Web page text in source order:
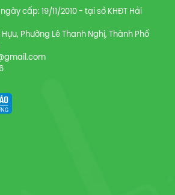
cấp: 19/11/2010 - tại sở KHĐT Hải
Phường Lê Thanh Nghị, Thành Phố